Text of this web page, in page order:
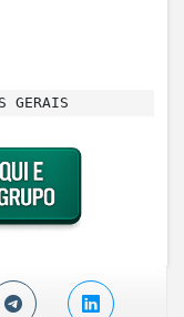
GERAIS